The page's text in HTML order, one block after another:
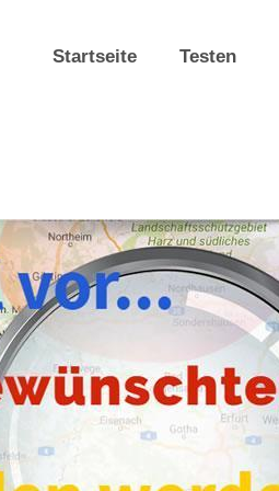
Startseite Testen